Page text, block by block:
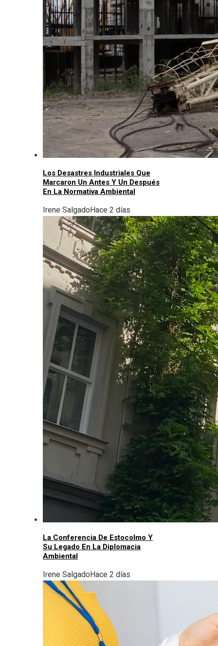
Los Desastres Industriales Que
Marcaron Un Antes Y Un Después
En La Normativa Ambiental
Irene SalgadoHace 2 días
La Conferencia De Estocolmo Y
Su Legado En La Diplomacia
Ambiental
Irene SalgadoHace 2 días